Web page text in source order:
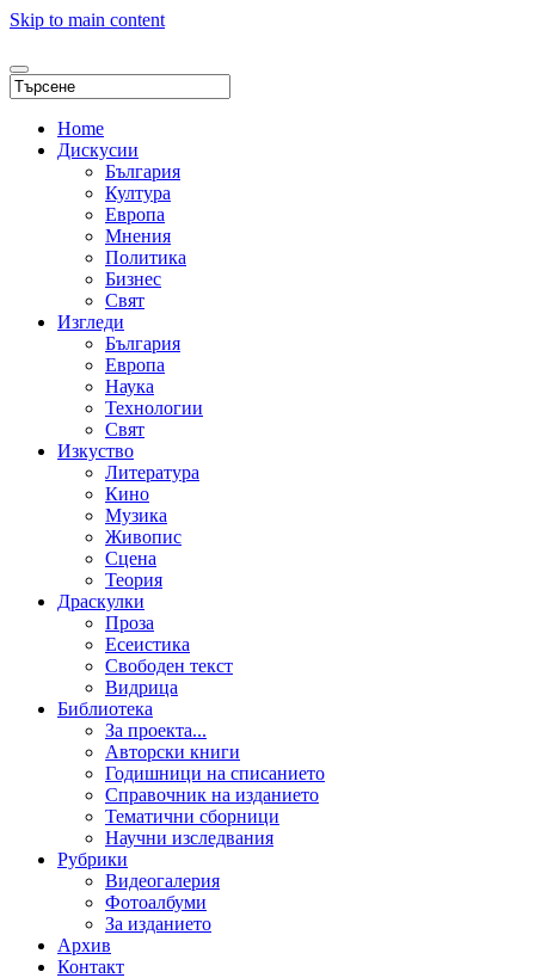
Skip to main content
Home
Дискусии
България
Култура
Европа
Мнения
Политика
Бизнес
Свят
Изгледи
България
Европа
Наука
Технологии
Свят
Изкуство
Литература
Кино
Музика
Живопис
Сцена
Теория
Драскулки
Проза
Есеистика
Свободен текст
Видрица
Библиотека
За проекта...
Авторски книги
Годишници на списанието
Справочник на изданието
Тематични сборници
Научни изследвания
Рубрики
Видеогалерия
Фотоалбуми
За изданието
Архив
Контакт